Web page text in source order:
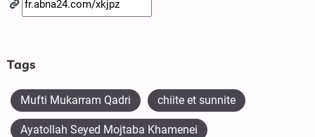
Tags
Mufti Mukarram Qadri chiite et sunnite
Ayatollah Seyed Mojtaba Khamenei